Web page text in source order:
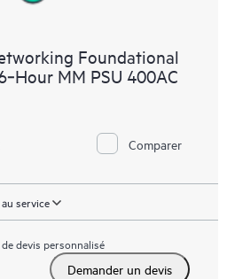
Foundational
MM PSU 400AC
Comparer
service
devis personnalisé
Demander un devis